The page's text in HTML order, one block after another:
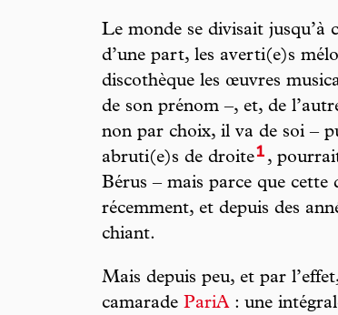
Le monde se divisait jusqu’à
d’une part, les averti(e)s
discothèque les œuvres
de son prénom –, et, de
non par choix, il va de soi –
abruti(e)s de droite1 ,
Bérus – mais parce que cette
récemment, et depuis des
chiant.
Mais depuis peu, et par
camarade PariA: une